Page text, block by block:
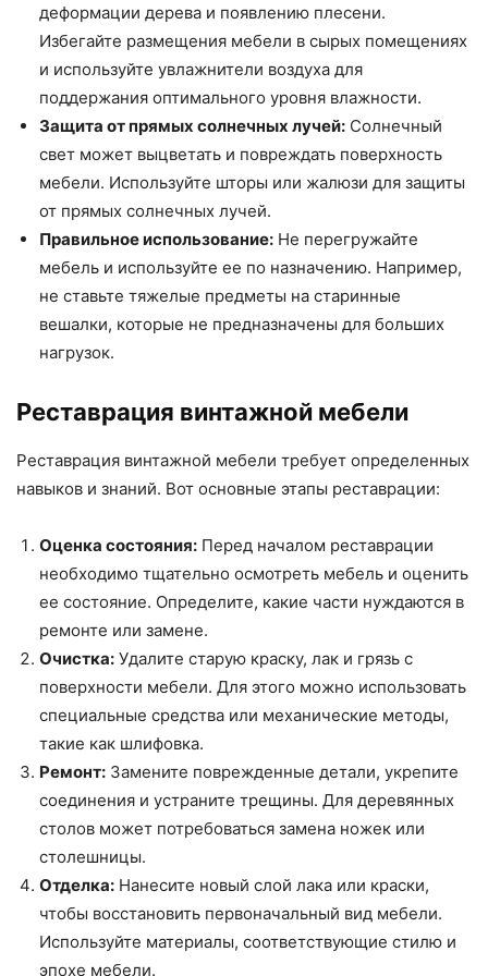
деформации дерева и появлению плесени.
Избегайте размещения мебели в сырых помещениях
и используйте увлажнители воздуха для
поддержания оптимального уровня влажности.
Защита от прямых солнечных лучей: Солнечный
свет может выцветать и повреждать поверхность
мебели. Используйте шторы или жалюзи для защиты
от прямых солнечных лучей.
Правильное использование: Не перегружайте
мебель и используйте ее по назначению. Например,
не ставьте тяжелые предметы на старинные
вешалки, которые не предназначены для больших
нагрузок.
Реставрация винтажной мебели
Реставрация винтажной мебели требует определенных
навыков и знаний. Вот основные этапы реставрации:
Оценка состояния: Перед началом реставрации
необходимо тщательно осмотреть мебель и оценить
ее состояние. Определите, какие части нуждаются в
ремонте или замене.
Очистка: Удалите старую краску, лак и грязь с
поверхности мебели. Для этого можно использовать
специальные средства или механические методы,
такие как шлифовка.
Ремонт: Замените поврежденные детали, укрепите
соединения и устраните трещины. Для деревянных
столов может потребоваться замена ножек или
столешницы.
Отделка: Нанесите новый слой лака или краски,
чтобы восстановить первоначальный вид мебели.
Используйте материалы, соответствующие стилю и
эпохе мебели.